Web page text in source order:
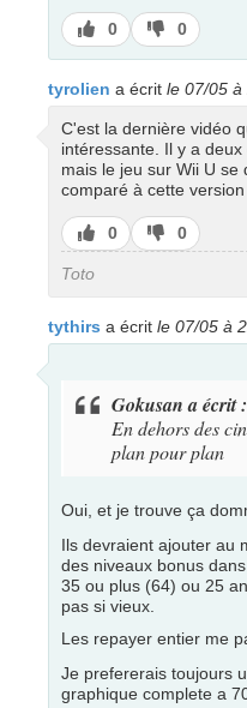
J’aime
0
J’aime
pas
0
tyrolien a écrit le 07/05 à
C'est la dernière vidéo
intéressante. Il y a
mais le jeu sur Wii U se
comparé à cette version
J’aime
0
J’aime
pas
0
Toto
tythirs a écrit le 07/05 à
Gokusan a écrit :
En dehors des
plan pour plan
Oui, et je trouve ça
Ils devraient ajouter au
des niveaux bonus
35 ou plus (64) ou 25
pas si vieux.
Les repayer entier me
Je prefererais toujours
graphique complete a